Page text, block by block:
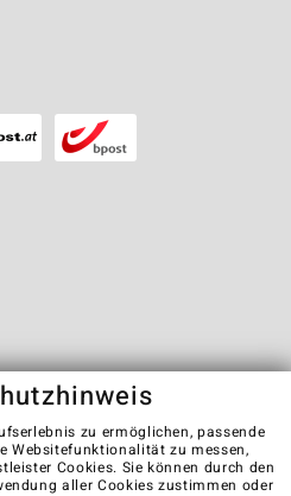
Cookies
Impressum
zu ermöglichen, passende
Websitefunktionalität zu messen,
Cookies. Sie können durch den
aller Cookies zustimmen oder